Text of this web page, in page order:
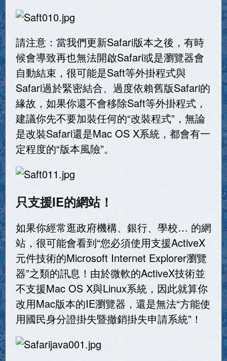
請注意：當我們更新Safari版本之後，有時
候會導致再也無法開啟Safari或是瀏覽器會
自動結束，很可能是Saft等外掛程式與
Safari過於緊密結合、過度依賴舊版Safari的
緣故，如果你還不會移除Saft等外掛程式，
建議你先不要加裝任何的“改裝程式”，無論
是改裝Safari還是Mac OS X系統，都會有一
定程度的“版本風險”。
只支援IE的網站！
如果你經常逛政府機構、銀行、學校… 的網
站，很可能會看到“您必須使用支援ActiveX
元件技術的Microsoft Internet Explorer瀏覽
器”之類的訊息！由於微軟的ActiveX技術並
不支援Mac OS X與Linux系統，因此就算你
改用Mac版本的IE瀏覽器，還是無法“方能使
用國民身分證掛失暨撤銷掛失申請系統”！